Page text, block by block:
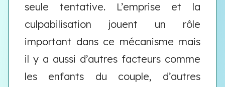
seule tentative. L’emprise et la
culpabilisation jouent un rôle
important dans ce mécanisme mais
il y a aussi d’autres facteurs comme
les enfants du couple, d’autres